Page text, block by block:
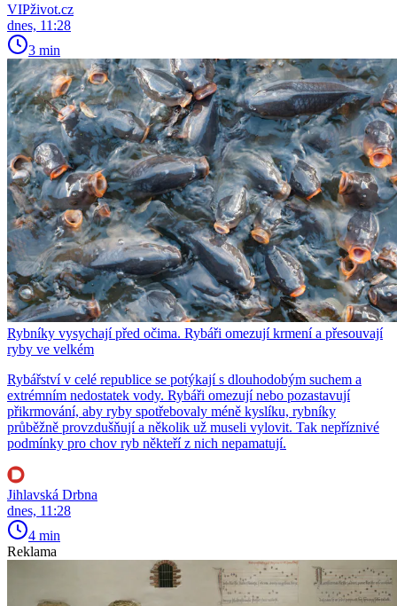
VIPživot.cz
dnes, 11:28
3 min
Rybníky vysychají před očima. Rybáři omezují krmení a přesouvají
ryby ve velkém
Rybářství v celé republice se potýkají s dlouhodobým suchem a
extrémním nedostatek vody. Rybáři omezují nebo pozastavují
přikrmování, aby ryby spotřebovaly méně kyslíku, rybníky
průběžně provzdušňují a několik už museli vylovit. Tak nepříznivé
podmínky pro chov ryb někteří z nich nepamatují.
Jihlavská Drbna
dnes, 11:28
4 min
Reklama